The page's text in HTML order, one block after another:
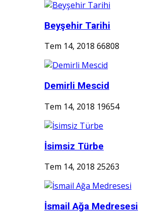
Beyşehir Tarihi
Tem 14, 2018 66808
Demirli Mescid
Tem 14, 2018 19654
İsimsiz Türbe
Tem 14, 2018 25263
İsmail Ağa Medresesi